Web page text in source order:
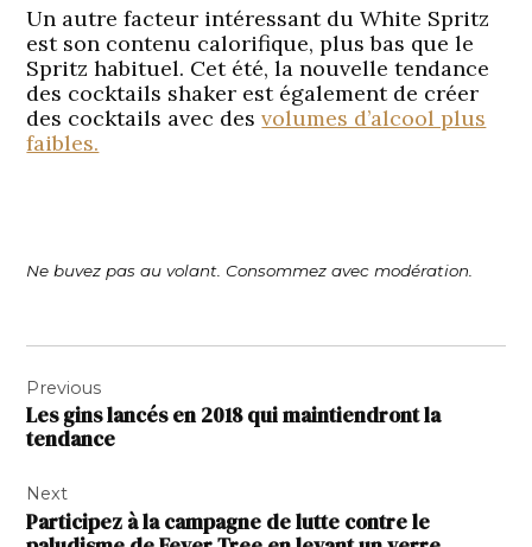
Un autre facteur intéressant du White Spritz
est son contenu calorifique, plus bas que le
Spritz habituel. Cet été, la nouvelle tendance
des cocktails shaker est également de créer
des cocktails avec desvolumes d’alcool plus
faibles.
Ne buvez pas au volant. Consommez avec modération.
de
l’article
Previous
Les gins lancés en 2018 qui maintiendront la
tendance
Next
Participez à la campagne de lutte contre le